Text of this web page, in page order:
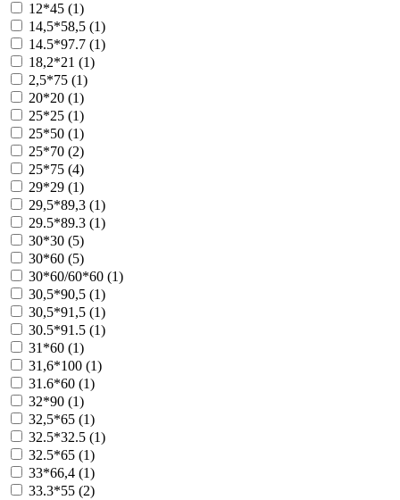
12*45 (1)
14,5*58,5 (1)
14.5*97.7 (1)
18,2*21 (1)
2,5*75 (1)
20*20 (1)
25*25 (1)
25*50 (1)
25*70 (2)
25*75 (4)
29*29 (1)
29,5*89,3 (1)
29.5*89.3 (1)
30*30 (5)
30*60 (5)
30*60/60*60 (1)
30,5*90,5 (1)
30,5*91,5 (1)
30.5*91.5 (1)
31*60 (1)
31,6*100 (1)
31.6*60 (1)
32*90 (1)
32,5*65 (1)
32.5*32.5 (1)
32.5*65 (1)
33*66,4 (1)
33.3*55 (2)